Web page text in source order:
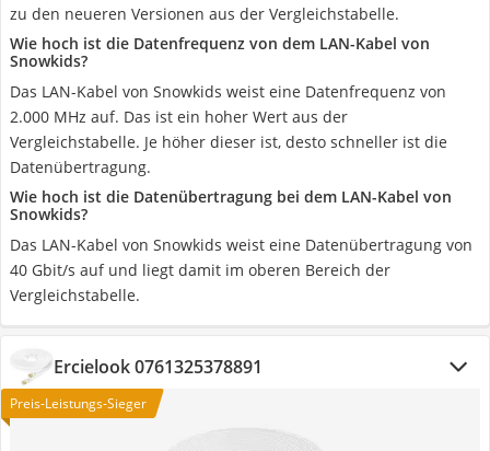
zu den neueren Versionen aus der Vergleichstabelle.
Wie hoch ist die Datenfrequenz von dem LAN-Kabel von
Snowkids?
Das LAN-Kabel von Snowkids weist eine Datenfrequenz von
2.000 MHz auf. Das ist ein hoher Wert aus der
Vergleichstabelle. Je höher dieser ist, desto schneller ist die
Datenübertragung.
Wie hoch ist die Datenübertragung bei dem LAN-Kabel von
Snowkids?
Das LAN-Kabel von Snowkids weist eine Datenübertragung von
40 Gbit/s auf und liegt damit im oberen Bereich der
Vergleichstabelle.
Ercielook 0761325378891
Preis-Leistungs-Sieger